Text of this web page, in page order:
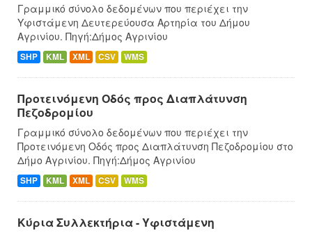
Γραμμικό σύνολο δεδομένων που περιέχει την
Υφιστάμενη Δευτερεύουσα Αρτηρία του Δήμου
Αγρινίου. Πηγή:Δήμος Αγρινίου
SHP KML XML CSV WMS
Προτεινόμενη Οδός προς Διαπλάτυνση
Πεζοδρομίου
Γραμμικό σύνολο δεδομένων που περιέχει την
Προτεινόμενη Οδός προς Διαπλάτυνση Πεζοδρομίου στο
Δήμο Αγρινίου. Πηγή:Δήμος Αγρινίου
SHP KML XML CSV WMS
Κύρια Συλλεκτήρια - Υφιστάμενη